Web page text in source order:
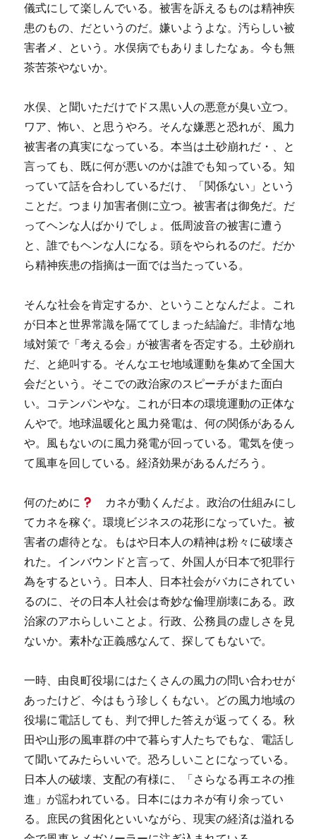
儀式にして楽しんでいる。被害を訴えるものは精神疾
患のもの、だというのだ。嫌いようよな。汚らしい被
害者メ、という。水俣病でもありましたなぁ。今も無
茶苦茶やないか。
水俣、と聞いただけでドス黒い人の悪意が臭い立つ。
ワア、怖い、と思うやろ。そんな嫌悪と恐れが、風力
被害者の真実になっている。本当は土砂崩れだ・、と
言っても、既に何が悪いのかは誰でも知っている。知
っていて話を合わしているだけ、「関係ない」という
ことだ。つまり加害者側に立つ。被害者は御免だ。だ
ってヘンな人ばかりでしょ。低周波音の被害に遭う
と、誰でもヘンな人になる。頭をやられるのだ。だか
ら精神疾患の指摘は一面では当たっている。
そんな社会を肯定するか、ということなんだよ。これ
が日本と世界常識を隔ててしまった結論だ。非情な地
域対策で「考える会」が被害者を否定する。土砂崩れ
だ、と絶叫する。そんなエセ地域運動を集めて全国大
会だという。そこでの政治家のスピーチがまた面白
い。コテンパンやな。これが日本の環境運動の正体な
んやで。地球温暖化と風力発電は、何の関係があるん
や。風もないのに風力発電が回っている。電気を使っ
て風車を回している。経済効果があるんだろう。
何のために
カネが動くんだよ。政治の仕組みにし
てカネを稼ぐ。環境ビジネスの花形になっていた。被
害者の虐待とな。もはや日本人の精神は粉々に破壊さ
れた。インバウンドと言って、外国人が日本で犯罪行
為をするという。日本人、日本社会がバカにされてい
るのに、その日本人社会は奇妙な倫理崩壊にある。政
治家のアホらしいことよ。行政、公務員の虚しさを見
ないか。素朴な正義感なんて、探してもないで。
一時、由良町役場にはたくさんの風力の問い合わせが
あったけど、今はもう珍しくもない。どの風力地域の
役場に電話しても、判で押した答えが返ってくる。秋
田や山形の風車群の中で暮らす人たちでもな、電話し
て聞いてみたらいいで。恐ろしいことになっている。
日本人の破壊、支配の有様に、「さらなる再エネの推
進」が謡われている。日本にはカネが有り余ってい
る。庶民の貧困化といいながら、現実の経済は溢れる